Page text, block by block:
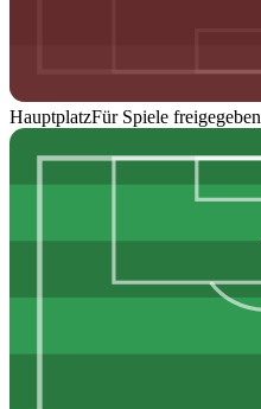
HauptplatzFür Spiele freigegeben